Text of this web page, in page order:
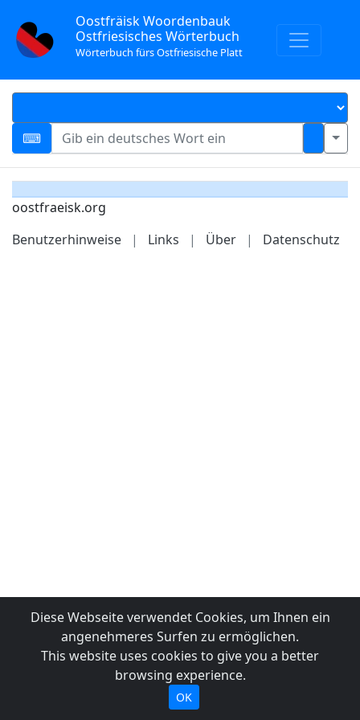
Oostfräisk Woordenbauk
Ostfriesisches Wörterbuch
Wörterbuch fürs Ostfriesische Platt
oostfraeisk.org
Benutzerhinweise
| Links | Über | Datenschutz
Diese Webseite verwendet Cookies, um Ihnen ein
angenehmeres Surfen zu ermöglichen.
This website uses cookies to give you a better
browsing experience.
OK